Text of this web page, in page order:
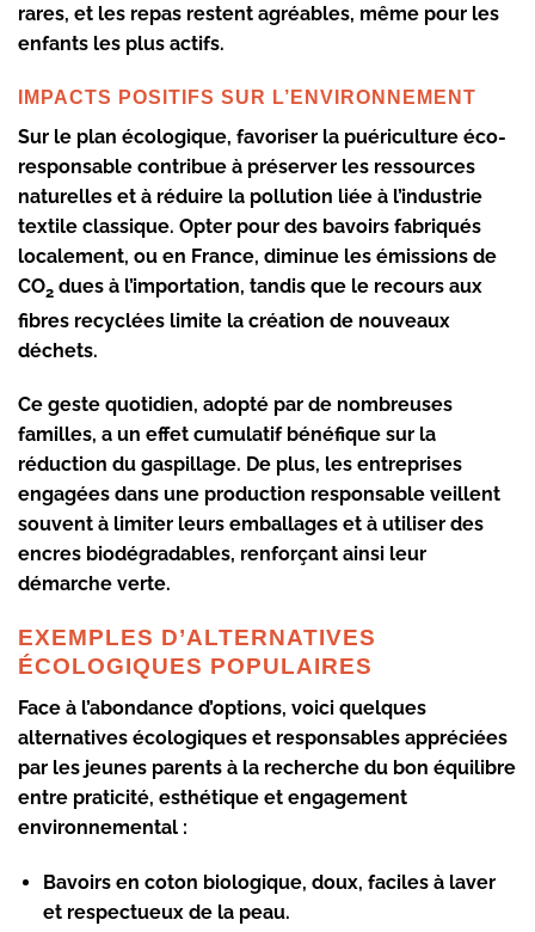
rares, et les repas restent agréables, même pour les
enfants les plus actifs.
IMPACTS POSITIFS SUR L’ENVIRONNEMENT
Sur le plan écologique, favoriser la puériculture éco-
responsable contribue à préserver les ressources
naturelles et à réduire la pollution liée à l’industrie
textile classique. Opter pour des bavoirs fabriqués
localement, ou en France, diminue les émissions de
CO2 dues à l’importation, tandis que le recours aux
fibres recyclées limite la création de nouveaux
déchets.
Ce geste quotidien, adopté par de nombreuses
familles, a un effet cumulatif bénéfique sur la
réduction du gaspillage. De plus, les entreprises
engagées dans une production responsable veillent
souvent à limiter leurs emballages et à utiliser des
encres biodégradables, renforçant ainsi leur
démarche verte.
EXEMPLES D’ALTERNATIVES
ÉCOLOGIQUES POPULAIRES
Face à l’abondance d’options, voici quelques
alternatives écologiques et responsables appréciées
par les jeunes parents à la recherche du bon équilibre
entre praticité, esthétique et engagement
environnemental :
Bavoirs en coton biologique, doux, faciles à laver
et respectueux de la peau.